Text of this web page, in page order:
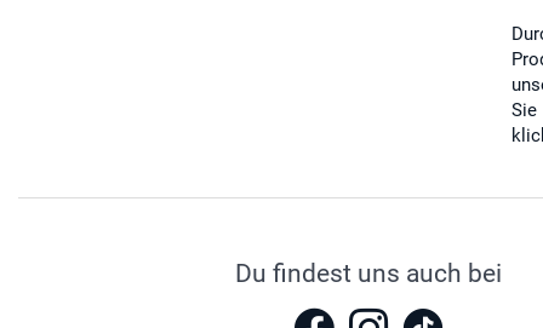
Sie
Du findest uns auch bei